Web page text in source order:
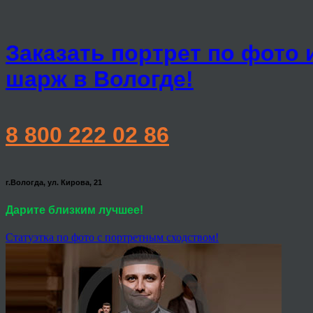
Заказать портрет по фото
шарж в Вологде!
8 800 222 02 86
г.Вологда, ул. Кирова, 21
Дарите близким лучшее!
Статуэтка по фото с портретным сходством!